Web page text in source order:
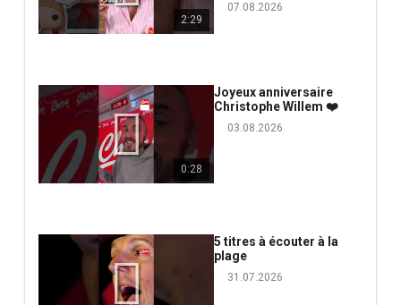
2:29
07.08.2026
0:28
Joyeux anniversaire
Christophe Willem ❤️
03.08.2026
5 titres à écouter à la
plage
31.07.2026